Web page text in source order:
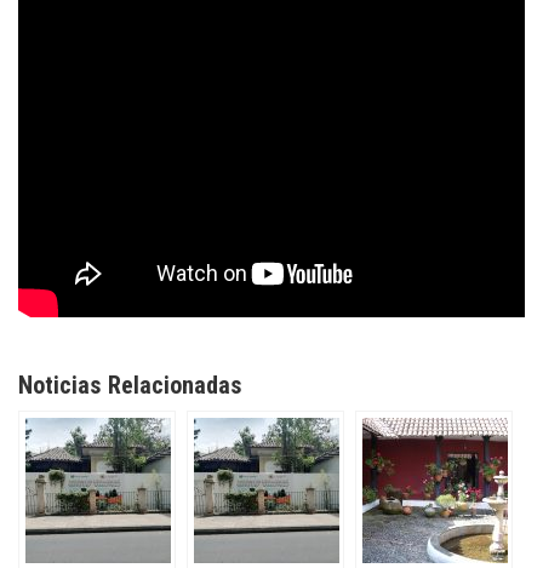
Noticias Relacionadas